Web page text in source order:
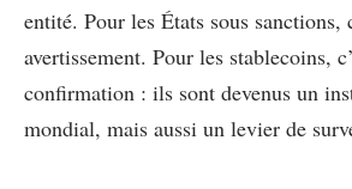
entité. Pour les États sous sanctions,
avertissement. Pour les stablecoins,
confirmation : ils sont devenus un
mondial, mais aussi un levier de